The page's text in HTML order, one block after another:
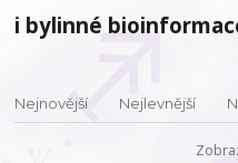
i bylinné
Nejnovější Nejlevnější